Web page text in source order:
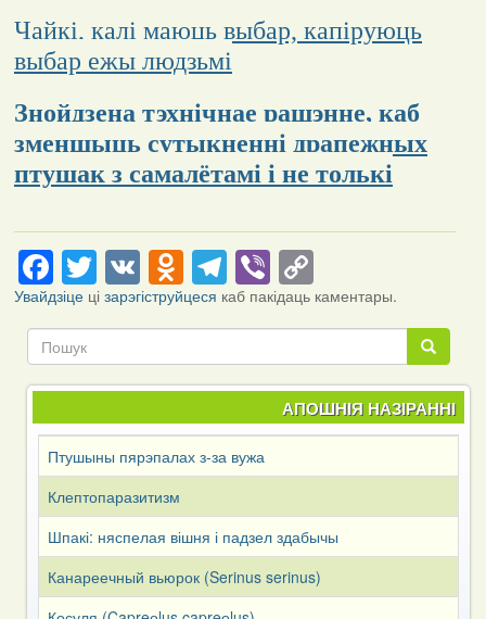
Чайкі, калі маюць выбар, капіруюць
выбар ежы людзьмі
Знойдзена тэхнічнае рашэнне, каб
зменшыць сутыкненні драпежных
птушак з самалётамі і не толькі
Facebook
Twitter
VKOdnoklassniki
Telegram
ViberCopy
Link
Увайдзіцеці зарэгіструйцеся каб пакідаць каментары.
Пошук
Пошук
АПОШНІЯ НАЗІРАННІ
Птушыны пярэпалах з-за вужа
Клептопаразитизм
Шпакі: няспелая вішня і падзел здабычы
Канареечный вьюрок (Serinus serinus)